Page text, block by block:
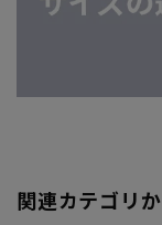
関連カテゴリ